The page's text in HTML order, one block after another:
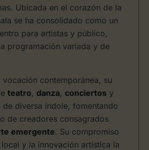
Ubicada en el corazón de la
se ha consolidado como un
para artistas y público,
programación variada y de
vocación contemporánea, su
teatro, danza, conciertos y
de diversa índole, fomentando
de creadores consagrados
emergente. Su compromiso
y la innovación artística la